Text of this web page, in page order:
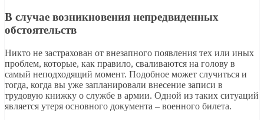
В случае возникновения непредвиденных
обстоятельств
Никто не застрахован от внезапного появления тех или иных
проблем, которые, как правило, сваливаются на голову в
самый неподходящий момент. Подобное может случиться и
тогда, когда вы уже запланировали внесение записи в
трудовую книжку о службе в армии. Одной из таких ситуаций
является утеря основного документа – военного билета.